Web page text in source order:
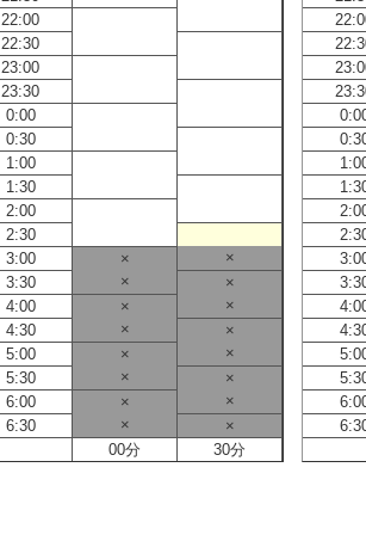
22:00
22:30
23:00
23:30
0:00
0:30
1:00
1:30
2:00
2:30
3:00
×
×
3:30
×
×
4:00
×
×
4:30
×
×
5:00
×
×
5:30
×
×
6:00
×
×
6:30
×
×
00分
30分